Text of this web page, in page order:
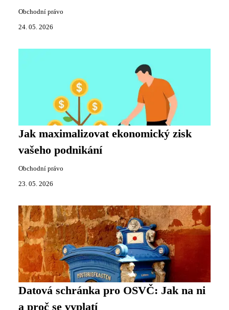
Obchodní právo
24. 05. 2026
Jak maximalizovat ekonomický zisk
vašeho podnikání
Obchodní právo
23. 05. 2026
Datová schránka pro OSVČ: Jak na ni
a proč se vyplatí